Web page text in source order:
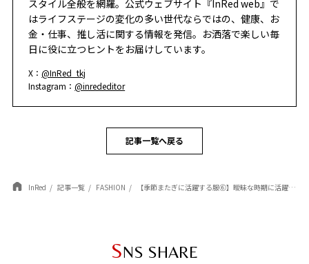
スタイル全般を網羅。公式ウェブサイト『InRed web』で
はライフステージの変化の多い世代ならではの、健康、お
金・仕事、推し活に関する情報を発信。お洒落で楽しい毎
日に役に立つヒントをお届けしています。
X：@InRed_tkj
Instagram：@inrededitor
記事一覧へ戻る
InRed 記事一覧 FASHION 【季節またぎに活躍する服⑥】曖昧な時期に活躍する「ハンサムベスト」！ 冬本番はコートのインとして活用
SNS SHARE